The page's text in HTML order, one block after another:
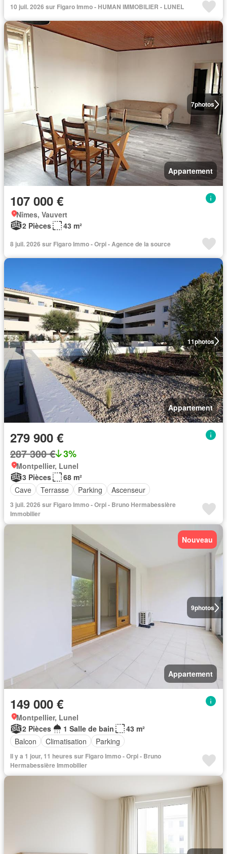
10 juil. 2026 sur Figaro Immo - HUMAN IMMOBILIER - LUNEL
7photos
Appartement
107 000 €
Nîmes, Vauvert
2 Pièces
43 m²
8 juil. 2026 sur Figaro Immo - Orpi - Agence de la source
11photos
Appartement
279 900 €
287 300 € 3%
Montpellier, Lunel
3 Pièces
68 m²
Cave
Terrasse Parking Ascenseur
3 juil. 2026 sur Figaro Immo - Orpi - Bruno Hermabessière
Immobilier
9photos
Nouveau
Appartement
149 000 €
Montpellier, Lunel
2 Pièces
1 Salle de bain
43 m²
Balcon
Climatisation Parking
Il y a 1 jour, 11 heures sur Figaro Immo - Orpi - Bruno
Hermabessière Immobilier